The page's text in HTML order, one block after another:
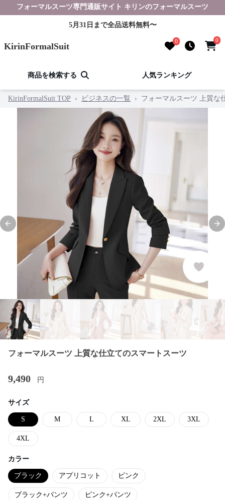
フォーマルスーツ専門通販サイト キリンのフォーマルスーツ
5月31日まで全品送料無料〜
KirinFormalSuit 0 0
商品を検索する 人気ランキング
KirinFormalSuit TOP › ビジネスの一覧 › フォーマルスーツ 上質な
Previous slide
フォーマルスーツ 上質な仕立てのスマートスーツ
9,490 円
サイズ
S M L XL 2XL 3XL
4XL
カラー
ブラック アプリコット ピンク
ブラック+パンツ ピンク+パンツ